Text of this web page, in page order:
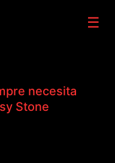
☰
necesita
Stone